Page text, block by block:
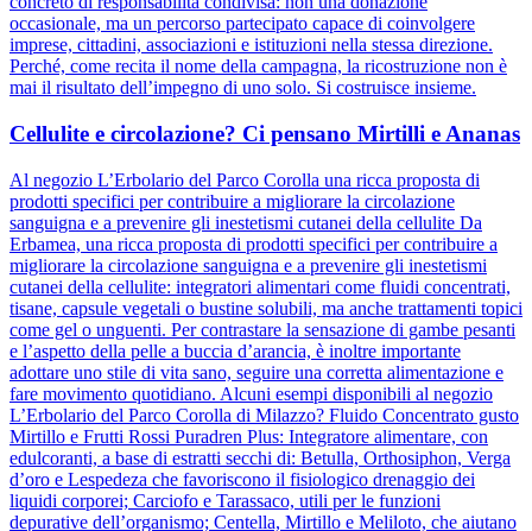
occasionale, ma un percorso partecipato capace di coinvolgere
imprese, cittadini, associazioni e istituzioni nella stessa direzione.
Perché, come recita il nome della campagna, la ricostruzione non è
mai il risultato dell’impegno di uno solo. Si costruisce insieme.
Cellulite e circolazione? Ci pensano Mirtilli e Ananas
Al negozio L’Erbolario del Parco Corolla una ricca proposta di
prodotti specifici per contribuire a migliorare la circolazione
sanguigna e a prevenire gli inestetismi cutanei della cellulite Da
Erbamea, una ricca proposta di prodotti specifici per contribuire a
migliorare la circolazione sanguigna e a prevenire gli inestetismi
cutanei della cellulite: integratori alimentari come fluidi concentrati,
tisane, capsule vegetali o bustine solubili, ma anche trattamenti topici
come gel o unguenti. Per contrastare la sensazione di gambe pesanti
e l’aspetto della pelle a buccia d’arancia, è inoltre importante
adottare uno stile di vita sano, seguire una corretta alimentazione e
fare movimento quotidiano. Alcuni esempi disponibili al negozio
L’Erbolario del Parco Corolla di Milazzo? Fluido Concentrato gusto
Mirtillo e Frutti Rossi Puradren Plus: Integratore alimentare, con
edulcoranti, a base di estratti secchi di: Betulla, Orthosiphon, Verga
d’oro e Lespedeza che favoriscono il fisiologico drenaggio dei
liquidi corporei; Carciofo e Tarassaco, utili per le funzioni
depurative dell’organismo; Centella, Mirtillo e Meliloto, che aiutano